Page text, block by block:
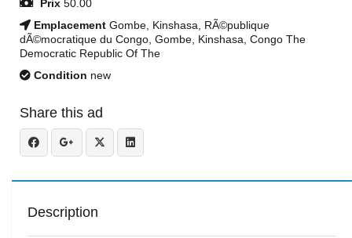
Prix 50.00
Emplacement Gombe, Kinshasa, RÃ©publique
dÃ©mocratique du Congo, Gombe, Kinshasa, Congo The
Democratic Republic Of The
Condition new
Share this ad
Description